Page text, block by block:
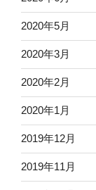
2020年5月
2020年3月
2020年2月
2020年1月
2019年12月
2019年11月